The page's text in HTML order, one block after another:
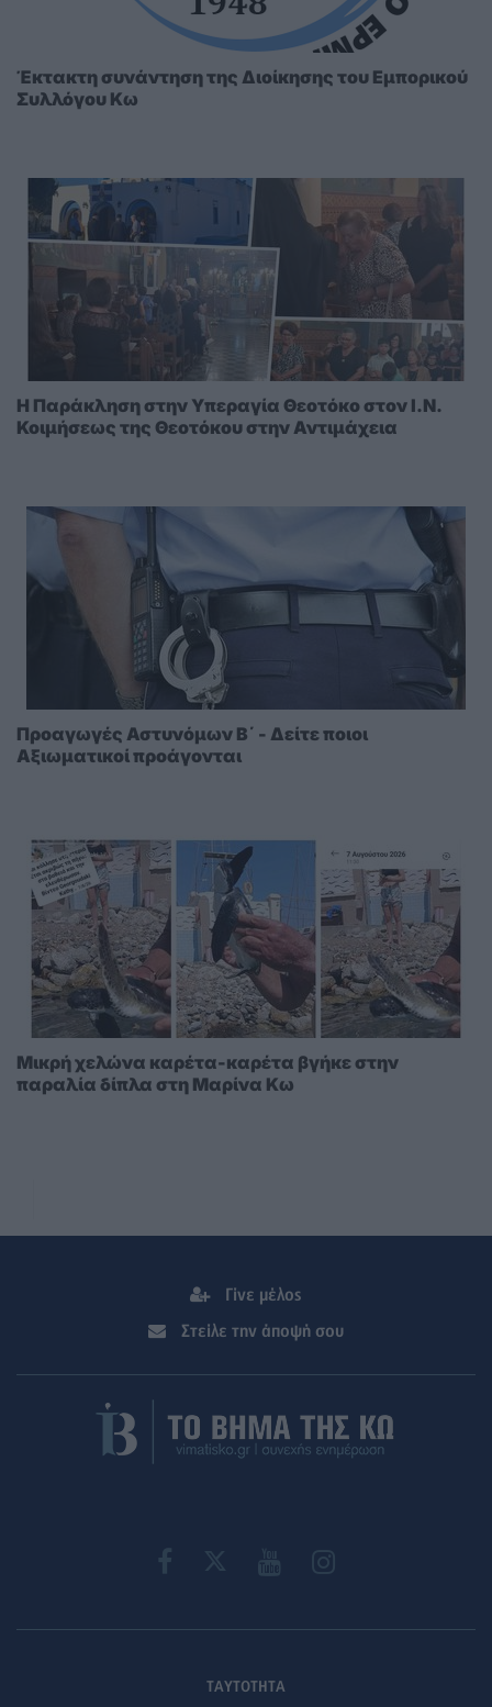
Έκτακτη συνάντηση της Διοίκησης του Εμπορικού
Συλλόγου Κω
Η Παράκληση στην Υπεραγία Θεοτόκο στoν I.N.
Κοιμήσεως της Θεοτόκου στην Αντιμάχεια
Προαγωγές Αστυνόμων Β΄ - Δείτε ποιοι
Αξιωματικοί προάγονται
Μικρή χελώνα καρέτα-καρέτα βγήκε στην
παραλία δίπλα στη Μαρίνα Κω
Γίνε μέλος
Στείλε την άποψή σου
ΤΑΥΤΟΤΗΤΑ